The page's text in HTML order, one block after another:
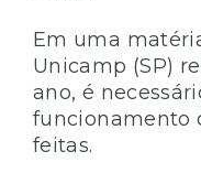
Em uma
Unicamp (SP)
ano, é
funcionamento
feitas.